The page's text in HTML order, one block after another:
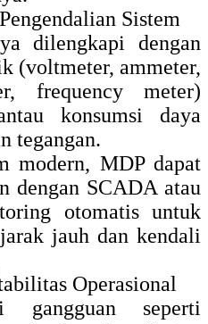
Sistem
dilengkapi dengan
(voltmeter, ammeter,
frequency meter)
konsumsi daya
tegangan.
modern, MDP dapat
dengan SCADA atau
otomatis untuk
jauh dan kendali
Operasional
gangguan seperti